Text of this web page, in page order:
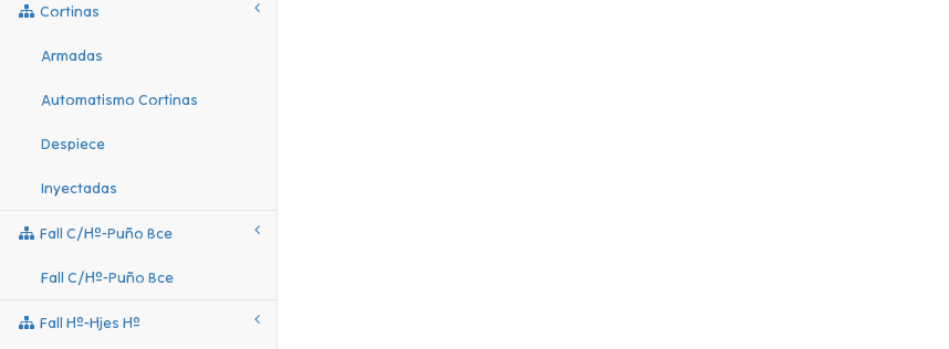
Cortinas
Armadas
Automatismo Cortinas
Despiece
Inyectadas
Fall C/hº-Puño Bce
Fall C/hº-Puño Bce
Fall Hº-Hjes Hº